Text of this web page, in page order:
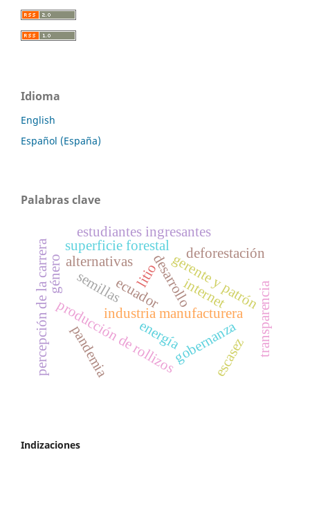
Idioma
English
Español (España)
Palabras clave
energía
desarrollo
litio gerente y patrón
industria manufacturera
deforestación
producción de rollizos
superficie forestal
internet transparencia
estudiantes ingresantes
percepción de la carrera pandemia
alternativas
gobernanza
escasez
ecuador
semillas
género
Indizaciones